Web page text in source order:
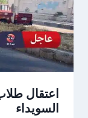
اعتقال
السويداء